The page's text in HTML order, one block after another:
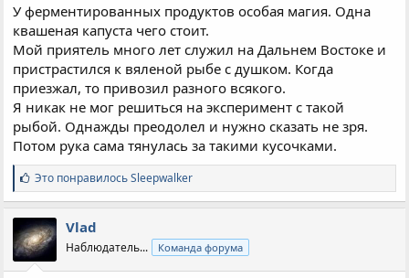
У ферментированных продуктов особая магия. Одна
квашеная капуста чего стоит.
Мой приятель много лет служил на Дальнем Востоке и
пристрастился к вяленой рыбе с душком. Когда
приезжал, то привозил разного всякого.
Я никак не мог решиться на эксперимент с такой
рыбой. Однажды преодолел и нужно сказать не зря.
Потом рука сама тянулась за такими кусочками.
С
и
м
п
а
т
и
Это понравилосьSleepwalker
Vlad
Наблюдатель... Команда форума